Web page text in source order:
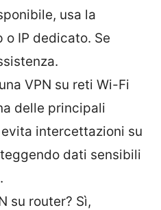
usa la
IP dedicato. Se
VPN su reti Wi-Fi
delle principali
intercettazioni su
dati sensibili
su router? Sì,